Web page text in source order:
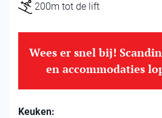
200m tot de lift
Wees er snel bij!
en accommodaties
Keuken: